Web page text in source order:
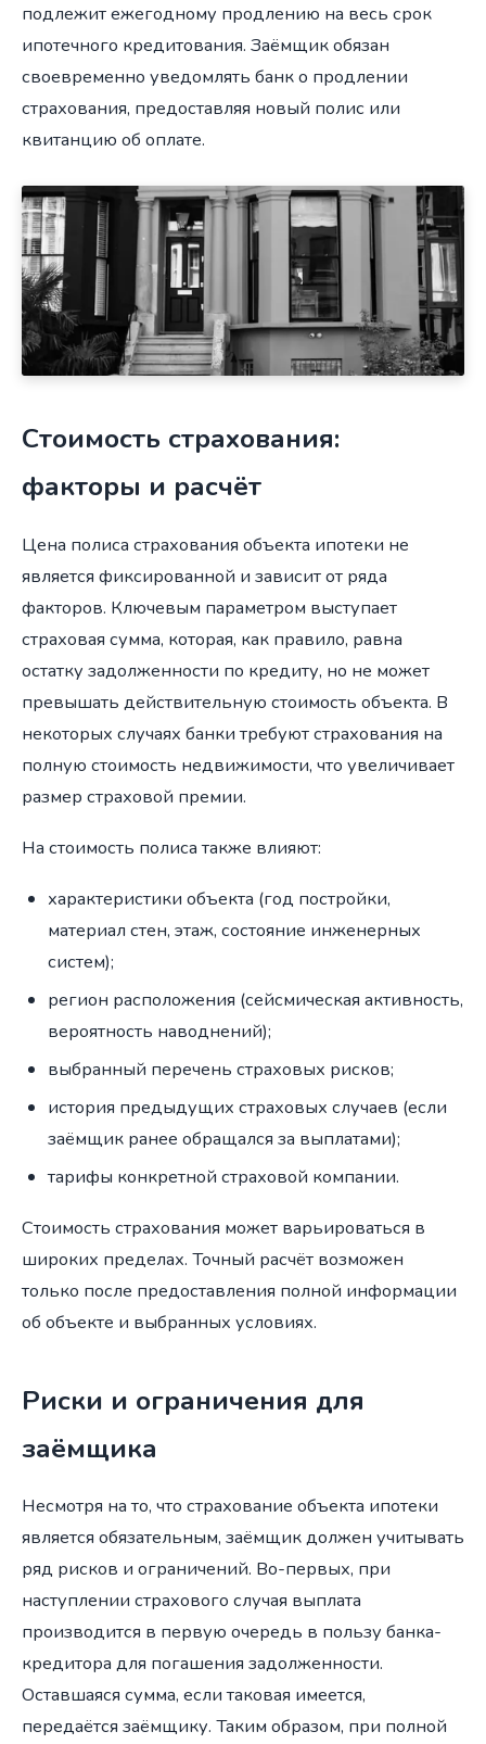
подлежит ежегодному продлению на весь срок
ипотечного кредитования. Заёмщик обязан
своевременно уведомлять банк о продлении
страхования, предоставляя новый полис или
квитанцию об оплате.
Стоимость страхования:
факторы и расчёт
Цена полиса страхования объекта ипотеки не
является фиксированной и зависит от ряда
факторов. Ключевым параметром выступает
страховая сумма, которая, как правило, равна
остатку задолженности по кредиту, но не может
превышать действительную стоимость объекта. В
некоторых случаях банки требуют страхования на
полную стоимость недвижимости, что увеличивает
размер страховой премии.
На стоимость полиса также влияют:
характеристики объекта (год постройки,
материал стен, этаж, состояние инженерных
систем);
регион расположения (сейсмическая активность,
вероятность наводнений);
выбранный перечень страховых рисков;
история предыдущих страховых случаев (если
заёмщик ранее обращался за выплатами);
тарифы конкретной страховой компании.
Стоимость страхования может варьироваться в
широких пределах. Точный расчёт возможен
только после предоставления полной информации
об объекте и выбранных условиях.
Риски и ограничения для
заёмщика
Несмотря на то, что страхование объекта ипотеки
является обязательным, заёмщик должен учитывать
ряд рисков и ограничений. Во-первых, при
наступлении страхового случая выплата
производится в первую очередь в пользу банка-
кредитора для погашения задолженности.
Оставшаяся сумма, если таковая имеется,
передаётся заёмщику. Таким образом, при полной